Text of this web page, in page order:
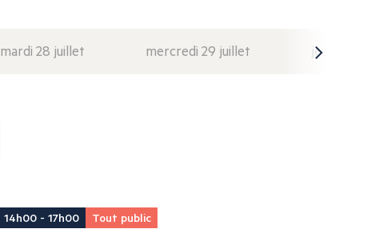
mardi 28 juillet mercredi 29 juillet jeudi 30
14h00 - 17h00 Tout public